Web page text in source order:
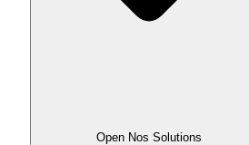
Open Nos Solutions